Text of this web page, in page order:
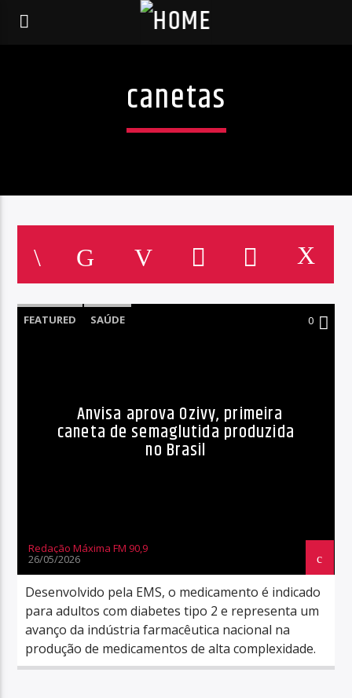
canetas
FEATURED SAÚDE 0
Anvisa aprova Ozivy, primeira
caneta de semaglutida produzida
no Brasil
Redação Máxima FM 90,9
26/05/2026
Desenvolvido pela EMS, o medicamento é indicado
para adultos com diabetes tipo 2 e representa um
avanço da indústria farmacêutica nacional na
produção de medicamentos de alta complexidade.